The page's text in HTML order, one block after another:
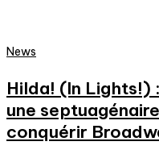
News
Hilda! (In Lights!)
une
conquérir